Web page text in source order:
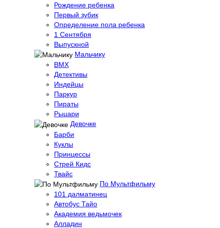
Рождение ребенка
Первый зубик
Определение пола ребенка
1 Сентября
Выпускной
Мальчику
BMX
Детективы
Индейцы
Паркур
Пираты
Рыцари
Девочке
Барби
Куклы
Принцессы
Стрей Кидс
Твайс
По Мультфильму
101 далматинец
Автобус Тайо
Академия ведьмочек
Алладин